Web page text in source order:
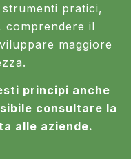
pratici,
comprendere il
maggiore
principi anche
consultare la
alle aziende.